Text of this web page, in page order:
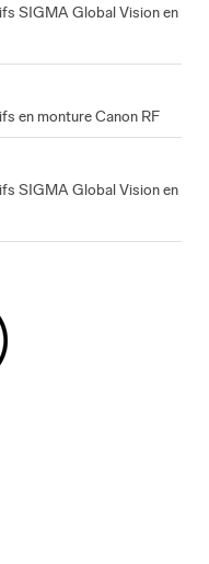
SIGMA Global Vision en
en monture Canon RF
SIGMA Global Vision en